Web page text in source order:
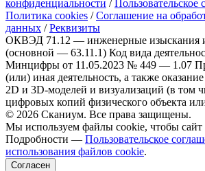
конфиденциальности / Пользовательское
Политика cookies / Соглашение на
данных / Реквизиты
ОКВЭД 71.12 — инженерные изыскания
(основной — 63.11.1) Код вида
Минцифры от 11.05.2023 № 449 — 1.07
(или) иная деятельность, а также
2D и 3D-моделей и визуализаций (в том
цифровых копий физического объекта
© 2026 Сканиум. Все права защищены.
Мы используем файлы cookie, чтобы сайт
Подробности — Пользовательское
использования файлов cookie.
Согласен